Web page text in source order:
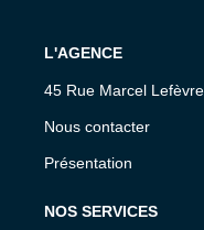
L'AGENCE
45 Rue Marcel
Nous contacter
Présentation
NOS SERVICES